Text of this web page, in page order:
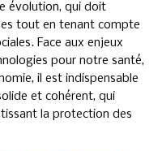
évolution, qui doit
tout en tenant compte
Face aux enjeux
pour notre santé,
il est indispensable
et cohérent, qui
la protection des